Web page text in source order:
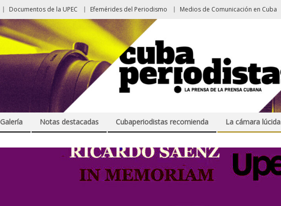
Documentos de la UPEC Efemérides del Periodismo Medios de Comunicación en Cuba
Galería Notas destacadas Cubaperiodistas recomienda La cámara lúcida